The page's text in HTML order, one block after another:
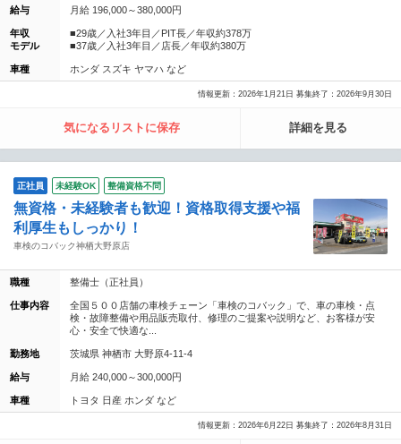
給与 月給 196,000～380,000円
年収
モデル
■29歳／入社3年目／PIT長／年収約378万
■37歳／入社3年目／店長／年収約380万
車種 ホンダ スズキ ヤマハ など
情報更新：2026年1月21日 募集終了：2026年9月30日
気になるリストに保存 詳細を見る
正社員 未経験OK 整備資格不問
無資格・未経験者も歓迎！資格取得支援や福
利厚生もしっかり！
車検のコバック神栖大野原店
職種 整備士（正社員）
仕事内容
全国５００店舗の車検チェーン「車検のコバック」で、車の車検・点
検・故障整備や用品販売取付、修理のご提案や説明など、お客様が安
心・安全で快適な...
勤務地 茨城県 神栖市 大野原4-11-4
給与 月給 240,000～300,000円
車種 トヨタ 日産 ホンダ など
情報更新：2026年6月22日 募集終了：2026年8月31日